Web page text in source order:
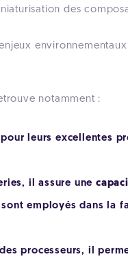
des
notamment :
pour leurs excellentes
il assure une
sont employés dans la
processeurs, il